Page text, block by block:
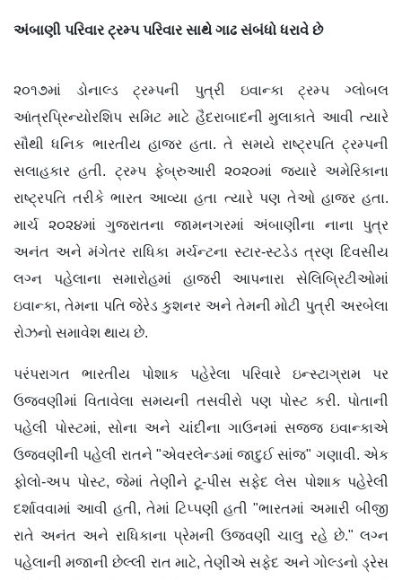
અંબાણી પરિવાર ટ્રમ્પ પરિવાર સાથે ગાઢ સંબંધો ધરાવે છે
૨૦૧૭માં ડોનાલ્ડ ટ્રમ્પની પુત્રી ઇવાન્કા ટ્રમ્પ ગ્લોબલ
આંત્રપ્રિન્યોરશિપ સમિટ માટે હૈદરાબાદની મુલાકાતે આવી ત્યારે
સૌથી ધનિક ભારતીય હાજર હતા. તે સમયે રાષ્ટ્રપતિ ટ્રમ્પની
સલાહકાર હતી.
ટ્રમ્પ ફેબ્રુઆરી ૨૦૨૦માં જ્યારે અમેરિકાના
રાષ્ટ્રપતિ તરીકે ભારત આવ્યા હતા ત્યારે પણ તેઓ હાજર હતા.
માર્ચ ૨૦૨૪માં ગુજરાતના જામનગરમાં અંબાણીના નાના પુત્ર
અનંત અને મંગેતર રાધિકા મર્ચન્ટના સ્ટાર-સ્ટડેડ ત્રણ દિવસીય
લગ્ન પહેલાના સમારોહમાં હાજરી આપનારા સેલિબ્રિટીઓમાં
ઇવાન્કા, તેમના પતિ જેરેડ કુશનર અને તેમની મોટી પુત્રી અરબેલા
રોઝનો સમાવેશ થાય છે.
પરંપરાગત ભારતીય પોશાક પહેરેલા પરિવારે ઇન્સ્ટાગ્રામ પર
ઉજવણીમાં વિતાવેલા સમયની તસવીરો પણ પોસ્ટ કરી. પોતાની
પહેલી પોસ્ટમાં, સોના અને ચાંદીના ગાઉનમાં સજ્જ ઇવાન્કાએ
ઉજવણીની પહેલી રાતને "એવરલેન્ડમાં જાદુઈ સાંજ" ગણાવી. એક
ફોલો-અપ પોસ્ટ, જેમાં તેણીને ટૂ-પીસ સફેદ લેસ પોશાક પહેરેલી
દર્શાવવામાં આવી હતી, તેમાં ટિપ્પણી હતી "ભારતમાં અમારી બીજી
રાતે અનંત અને રાધિકાના પ્રેમની ઉજવણી ચાલુ રહે છે." લગ્ન
પહેલાની મજાની છેલ્લી રાત માટે, તેણીએ સફેદ અને ગોલ્ડનો ડ્રેસ